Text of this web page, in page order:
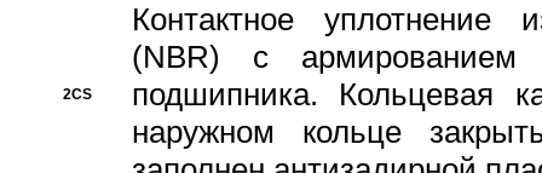
2CS
Контактное уплотнение
(NBR) с
подшипника. Кольцевая
наружном кольце